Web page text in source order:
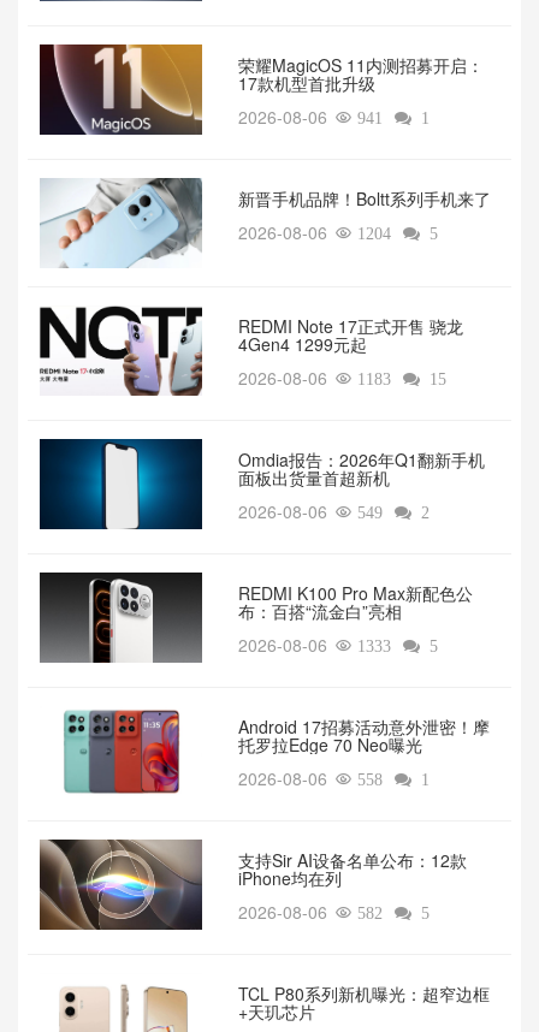
荣耀MagicOS 11内测招募开启：
17款机型首批升级
2026-08-06  941  1
新晋手机品牌！Boltt系列手机来了
2026-08-06  1204  5
REDMI Note 17正式开售 骁龙
4Gen4 1299元起
2026-08-06  1183  15
Omdia报告：2026年Q1翻新手机
面板出货量首超新机
2026-08-06  549  2
REDMI K100 Pro Max新配色公
布：百搭“流金白”亮相
2026-08-06  1333  5
Android 17招募活动意外泄密！摩
托罗拉Edge 70 Neo曝光
2026-08-06  558  1
支持Sir AI设备名单公布：12款
iPhone均在列
2026-08-06  582  5
TCL P80系列新机曝光：超窄边框
+天玑芯片